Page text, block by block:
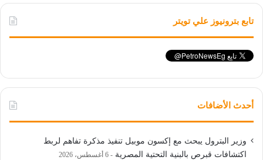
تابع بترونيوز علي تويتر
أحدث الأضافات
وزير البترول يبحث مع إكسون موبيل تنفيذ مذكرة تفاهم لربط
اكتشافات قبرص بالبنية التحتية المصرية
6 أغسطس، 2026